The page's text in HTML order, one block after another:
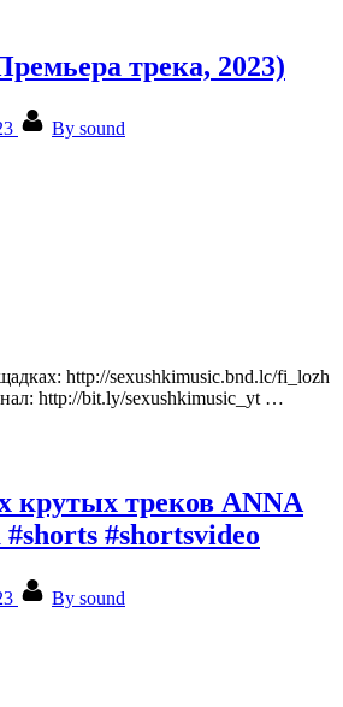
трека, 2023)
By sound
http://sexushkimusic.bnd.lc/fi_lozh
http://bit.ly/sexushkimusic_yt …
крутых треков ANNA
#shortsvideo
By sound